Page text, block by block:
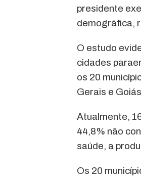
presidente
demográfica,
O estudo
cidades
os 20
Gerais e
Atualmente,
44,8% não
saúde, a
Os 20